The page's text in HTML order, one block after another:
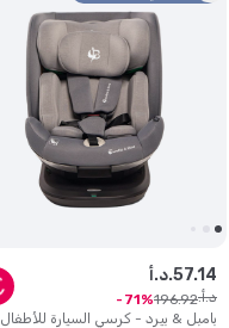
بامبل & بيرد - كرسي السيارة للأطفال
د.أ.57.14
د.أ. 196.92
71